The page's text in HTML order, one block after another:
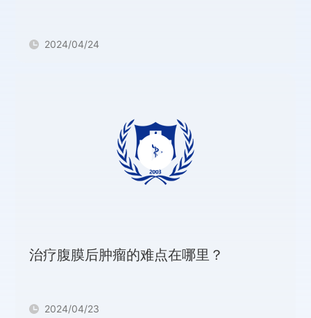
2024/04/24
治疗腹膜后肿瘤的难点在哪里？
2024/04/23